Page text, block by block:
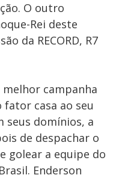
O outro
Rei deste
da RECORD, R7
melhor campanha
casa ao seu
seus domínios, a
de despachar o
golear a equipe do
Enderson